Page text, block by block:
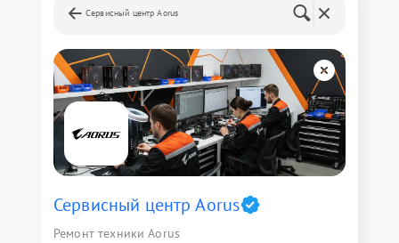
Сервисный центр Aorus
Сервисный центр Aorus
Ремонт техники Aorus